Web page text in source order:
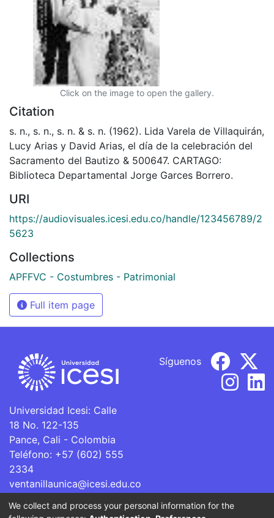
Click on the image to open the gallery.
Citation
s. n., s. n., s. n. & s. n. (1962). Lida Varela de Villaquirán,
Lucy Arias y David Arias, el día de la celebración del
Sacramento del Bautizo & 500647. CARTAGO:
Biblioteca Departamental Jorge Garces Borrero.
URI
https://audiovisuales.icesi.edu.co/handle/123456789/2
5623
Collections
APFFVC - Costumbres - Patrimonial
Full item page
Universidad Icesi: Calle
18 No. 122-135
Pance, Cali - Colombia
Teléfono: +57 (602) 555
2334
ventanillaunica@icesi.edu.co
Síguenos
La Universidad Icesi es una Institución de Educación
We collect and process your personal information for the